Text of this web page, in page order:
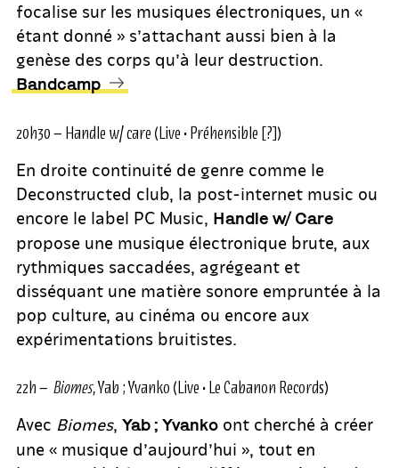
focalise sur les musiques électroniques, un «
étant donné » s’attachant aussi bien à la
genèse des corps qu’à leur destruction.
Bandcamp
20h30 – Handle w/ care (Live • Préhensible [?])
En droite continuité de genre comme le
Deconstructed club, la post-internet music ou
encore le label PC Music, Handle w/ Care
propose une musique électronique brute, aux
rythmiques saccadées, agrégeant et
disséquant une matière sonore empruntée à la
pop culture, au cinéma ou encore aux
expérimentations bruitistes.
22h – Biomes, Yab ; Yvanko (Live • Le Cabanon Records)
Avec Biomes, Yab ; Yvanko ont cherché à créer
une « musique d’aujourd’hui », tout en